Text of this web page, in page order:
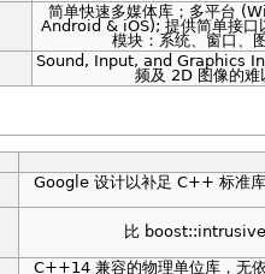
简单快速多媒体库；多平台
Android & iOS); 提供简单接口
模块：系统、窗口、
Sound, Input, and Graphics
频及 2D 图像的难
Google 设计以补足 C++ 标准
比 boost::intrusive
C++14 兼容的物理单位库，无